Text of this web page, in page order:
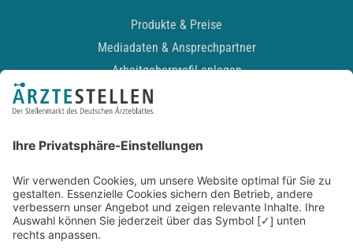
Produkte & Preise
Mediadaten & Ansprechpartner
Arbeitgeberprofil anlegen
Recruiting-Podcast
Kontakt
Datenschutz
Newsletter